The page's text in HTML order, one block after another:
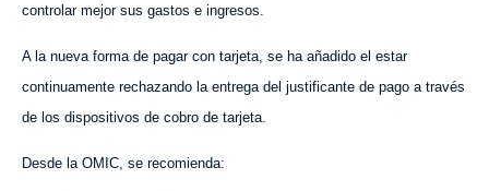
controlar mejor sus gastos e ingresos.
A la nueva forma de pagar con tarjeta, se ha añadido el estar
continuamente rechazando la entrega del justificante de pago a través
de los dispositivos de cobro de tarjeta.
Desde la OMIC, se recomienda: